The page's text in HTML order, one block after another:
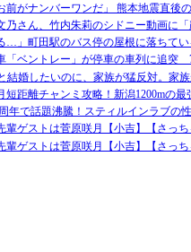
前がナンバーワンだ」 熊本地震直後
乃さん、竹内朱莉のシドニー動画に
…」町田駅のバス停の屋根に落ちて
「ベントレー」が停車の車列に追
結婚したいのに、家族が猛反対。
短距離チャンミ攻略！新潟1200mの
年で話題沸騰！スティルインラブの
輩ゲストは菅原咲月【小吉】【さっ
輩ゲストは菅原咲月【小吉】【さっ